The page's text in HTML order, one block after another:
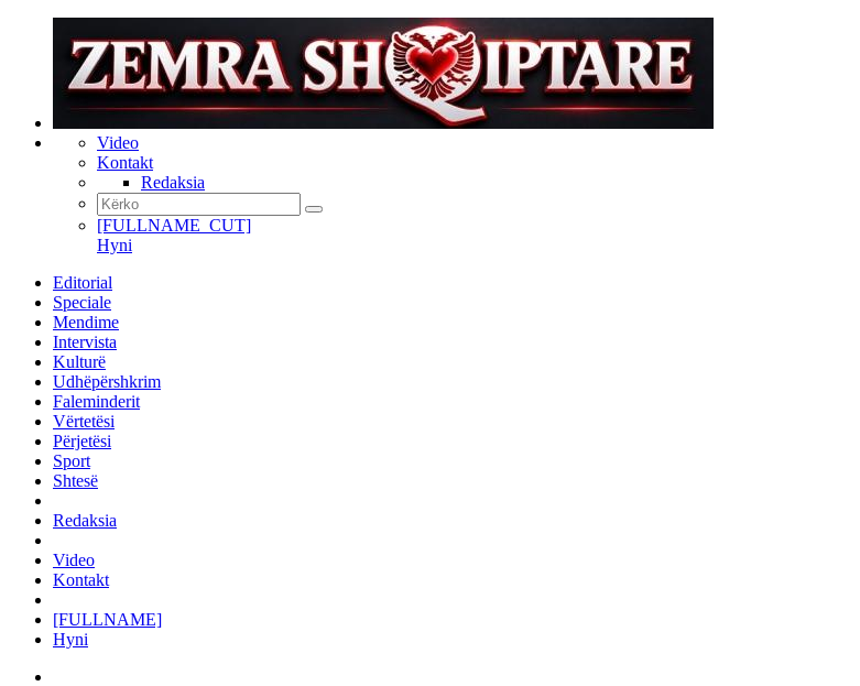
Video
Kontakt
Redaksia
[FULLNAME_CUT]
Hyni
Editorial
Speciale
Mendime
Intervista
Kulturë
Udhëpërshkrim
Faleminderit
Vërtetësi
Përjetësi
Sport
Shtesë
Redaksia
Video
Kontakt
[FULLNAME]
Hyni